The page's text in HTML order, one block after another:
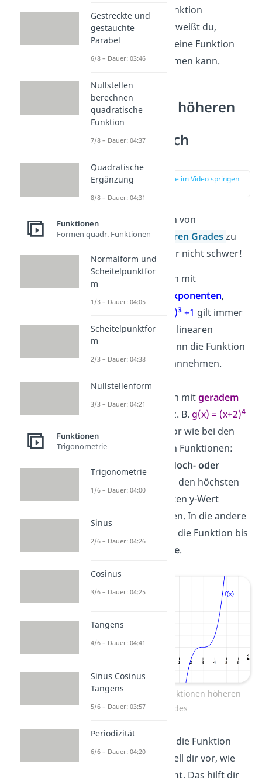
quadratischen Funktion
berechnen. Dann weißt du,
welchen
deine Funktion
höchstens annehmen kann.
Funktionen höheren
Grades —
Wertebereich
zur Stelle im Video springen
Den Wertebereich von
Funktionen höheren Gradeszu
bestimmen, ist gar nicht schwer!
Bei Funktionen mit
ungeradem Exponenten,
f(x) = (x-3)3 +1 gilt immer
W = R. Wie bei linearen
Funktionen kann die Funktion
jeden y-Wert annehmen.
Bei Funktionen mitgeradem
, z. B. g(x) = (x+2)4
gehst du vor wie bei den
quadratischen Funktionen:
Hoch- oder
, um den höchsten
oder niedrigsten y-Wert
herauszufinden. In die andere
Richtung geht die Funktion bis
Unendliche.
Wertebereich Funktionen höheren
Grades
Hast du nur die Funktion
gegeben, dann stell dir vor, wie
Graph aussieht. Das hilft dir
Gestreckte und
gestauchte
Parabel
6/8 – Dauer: 03:46
Nullstellen
berechnen
quadratische
Funktion
7/8 – Dauer: 04:37
Quadratische
Ergänzung
8/8 – Dauer: 04:31
Funktionen
Formen quadr. Funktionen
Normalform und
Scheitelpunktfor
m
1/3 – Dauer: 04:05
Scheitelpunktfor
m
2/3 – Dauer: 04:38
Nullstellenform
3/3 – Dauer: 04:21
Funktionen
Trigonometrie
Trigonometrie
1/6 – Dauer: 04:00
Sinus
2/6 – Dauer: 04:26
Cosinus
3/6 – Dauer: 04:25
Tangens
4/6 – Dauer: 04:41
Sinus Cosinus
Tangens
5/6 – Dauer: 03:57
Periodizität
6/6 – Dauer: 04:20